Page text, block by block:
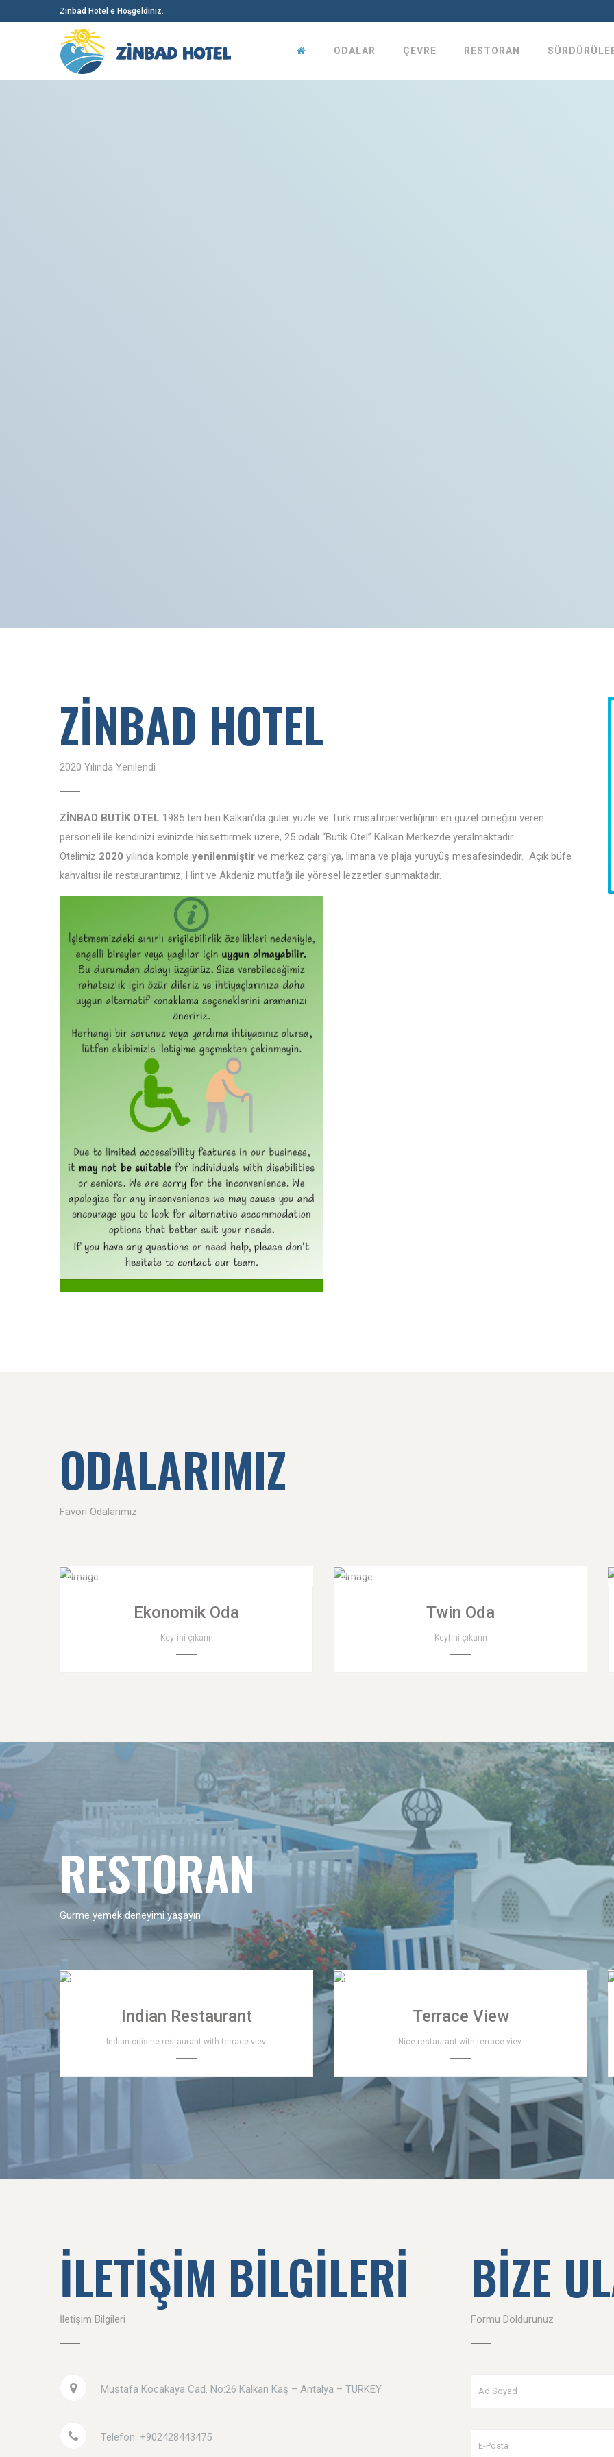
Zinbad Hotel e Hoşgeldiniz.
ODALAR ÇEVRE RESTORAN
ZİNBAD HOTEL
2020 Yılında Yenilendi
ZİNBAD BUTİK OTEL 1985 ten beri Kalkan’da güler yüzle ve Türk misafirperverliğinin en güzel örneğini veren
personeli ile kendinizi evinizde hissettirmek üzere, 25 odalı “Butik Otel” Kalkan Merkezde yeralmaktadır.
Otelimiz 2020 yılında komple yenilenmiştir ve merkez çarşı’ya, limana ve plaja yürüyüş mesafesindedir. Açık büfe
kahvaltısı ile restaurantımız; Hint ve Akdeniz mutfağı ile yöresel lezzetler sunmaktadır.
ODALARIMIZ
Favori Odalarımız
Ekonomik Oda
Keyfini çıkarın
Twin Oda
Keyfini çıkarın
RESTORAN
Gurme yemek deneyimi yaşayın
Indian Restaurant
Indian cuisine restaurant with terrace viev.
Terrace View
Nice restaurant with terrace viev.
İLETİŞİM BİLGİLERİ
İletişim Bilgileri
Mustafa Kocakaya Cad. No:26 Kalkan Kaş – Antalya – TURKEY
Telefon: +902428443475
BİZE
Formu Doldurunuz